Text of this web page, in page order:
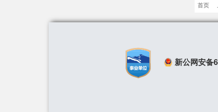
首页
新公网安备